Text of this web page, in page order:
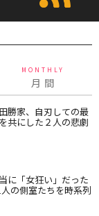
MONTHLY
月 間
勝家、自刃しての最
共にした２人の悲劇
に「女狂い」だった
の側室たちを時系列